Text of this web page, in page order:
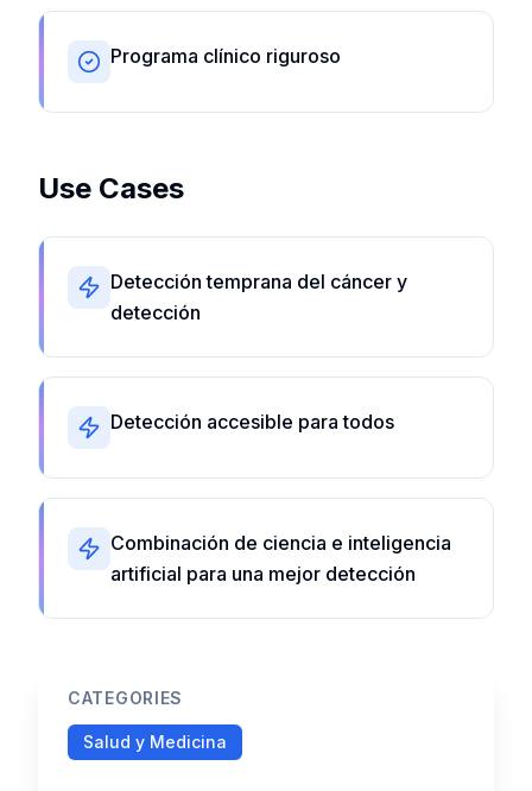
Programa clínico riguroso
Use Cases
Detección temprana del cáncer y
detección
Detección accesible para todos
Combinación de ciencia e inteligencia
artificial para una mejor detección
CATEGORIES
Salud y Medicina